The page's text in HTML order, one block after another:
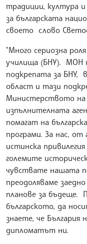
традиции, култура
за българската
своето слово
"Много сериозна
училища (БНУ). МОН
подкрепата за БНУ,
област и тази
Министерството
изпълнителната
помагат на
програми. За нас, от
истинска
големите
чувствате нашата
преодоляваме
планове за бъдеще.
българското, да
знаете, че България
дипломатът ни.